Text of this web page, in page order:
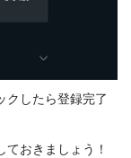
クしたら登録完了
おきましょう！